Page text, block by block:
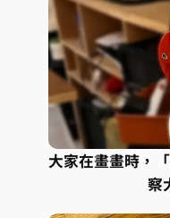
大家在畫畫時，
察